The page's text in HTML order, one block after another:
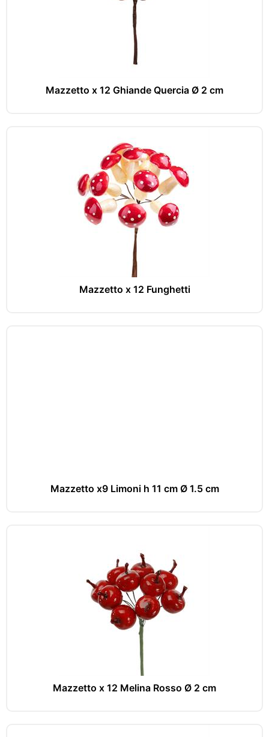
Mazzetto x 12 Ghiande Quercia Ø 2 cm
Mazzetto x 12 Funghetti
Mazzetto x9 Limoni h 11 cm Ø 1.5 cm
Mazzetto x 12 Melina Rosso Ø 2 cm